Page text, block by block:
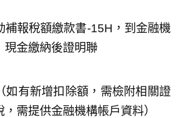
補報稅額繳款書-15H，到金融機
現金繳納後證明聯
如有新增扣除額，需檢附相關證
需提供金融機構帳戶資料）